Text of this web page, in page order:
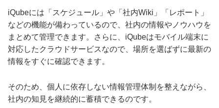
iQubeには「スケジュール」や「社内Wiki」「レポート」
などの機能が備わっているので、社内の情報やノウハウを
まとめて管理できます。さらに、iQubeはモバイル端末に
対応したクラウドサービスなので、場所を選ばずに最新の
情報をすぐに確認できます。
そのため、個人に依存しない情報管理体制を整えながら、
社内の知見を継続的に蓄積できるのです。